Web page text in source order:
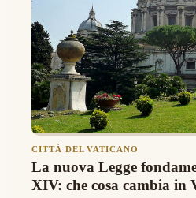
CITTÀ DEL VATICANO
La nuova Legge
XIV: che cosa cambia in